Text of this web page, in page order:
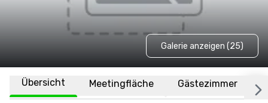
Galerie anzeigen (25)
Übersicht Meetingfläche Gästezimmer